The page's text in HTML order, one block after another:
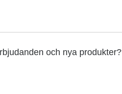
och nya produkter?